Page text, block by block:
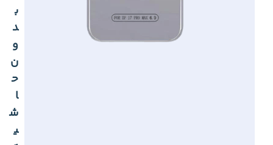
ب
د
و
ن
ح
ا
ش
ی